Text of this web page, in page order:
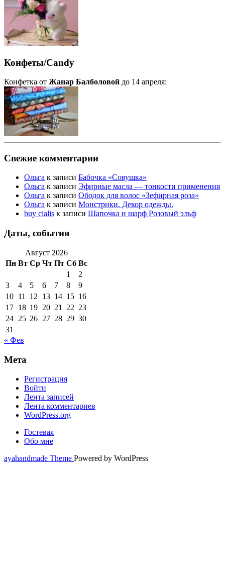
Конфеты/Candy
Конфетка от Жанар Балболовой до 14 апреля:
Свежие комментарии
Ольга к записи Бабочка «Совушка»
Ольга к записи Эфирные масла — тонкости применения
Ольга к записи Ободок для волос «Зефирная роза»
Ольга к записи Монстрики. Декор одежды.
buy cialis к записи Шапочка и шарф Розовый эльф
Даты, события
Август 2026
Пн Вт Ср Чт Пт Сб Вс
1
2
3
4 5 6 7 8
9
10 11 12 13 14 15 16
17 18 19 20 21 22 23
24 25 26 27 28 29 30
31
« Фев
Мета
Регистрация
Войти
Лента записей
Лента комментариев
WordPress.org
Гостевая
Обо мне
ayahandmade Theme Powered by WordPress